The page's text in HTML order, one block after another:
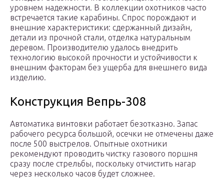
уровнем надежности. В коллекции охотников часто
встречается такие карабины. Спрос порождают и
внешние характеристики: сдержанный дизайн,
детали из прочной стали, отделка натуральным
деревом. Производителю удалось внедрить
технологию высокой прочности и устойчивости к
внешним факторам без ущерба для внешнего вида
изделию.
Конструкция Вепрь-308
Автоматика винтовки работает безотказно. Запас
рабочего ресурса большой, осечки не отмечены даже
после 500 выстрелов. Опытные охотники
рекомендуют проводить чистку газового поршня
сразу после стрельбы, поскольку отчистить нагар
через несколько часов будет сложнее.